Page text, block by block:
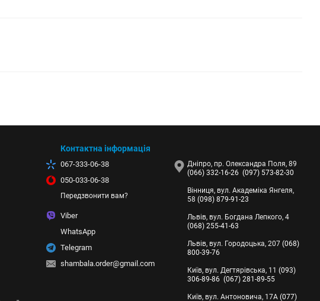
Контактна інформація
067-333-06-38
050-033-06-38
Передзвонити вам?
Viber
WhatsApp
Telegram
shambala.order@gmail.com
Дніпро, пр. Олександра Поля, 89
(066) 332-16-26 (097) 573-82-30
Вінниця, вул. Академіка Янгеля,
58 (098) 879-91-23
Львів, вул. Богдана Лепкого, 4
(068) 255-41-63
Львів, вул. Городоцька, 207 (068)
800-39-76
Київ, вул. Дегтярівська, 11 (093)
306-89-86 (067) 281-89-55
Київ, вул. Антоновича, 17А (077)